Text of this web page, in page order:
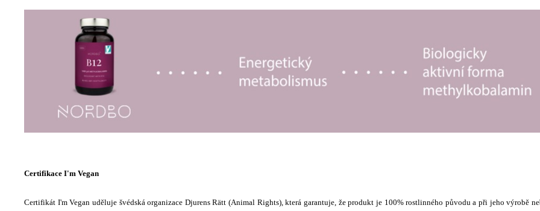
Certifikace I'm Vegan
Certifikát I'm Vegan uděluje švédská organizace Djurens Rätt (Animal Rights), která garantuje, že produkt je 100% rostlinného původu a při jeho výrobě